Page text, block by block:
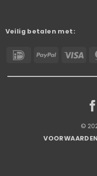
Veilig betalen met:
IDeal PayPal
©
VOORWAARDEN